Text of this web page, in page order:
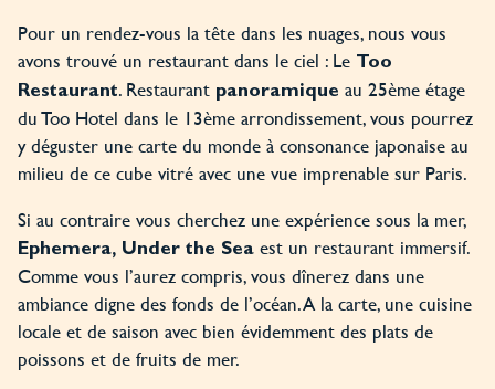
Pour un rendez-vous la tête dans les nuages, nous vous
avons trouvé un restaurant dans le ciel : Le Too
Restaurant. Restaurant panoramique au 25ème étage
du Too Hotel dans le 13ème arrondissement, vous pourrez
y déguster une carte du monde à consonance japonaise au
milieu de ce cube vitré avec une vue imprenable sur Paris.
Si au contraire vous cherchez une expérience sous la mer,
Ephemera, Under the Sea est un restaurant immersif.
Comme vous l’aurez compris, vous dînerez dans une
ambiance digne des fonds de l’océan. A la carte, une cuisine
locale et de saison avec bien évidemment des plats de
poissons et de fruits de mer.